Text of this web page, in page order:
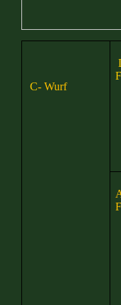
C- Wurf